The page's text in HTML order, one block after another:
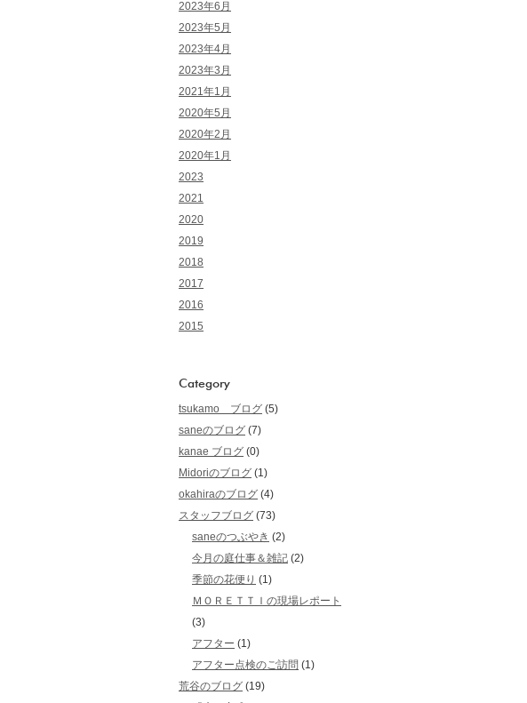
2023年6月
2023年5月
2023年4月
2023年3月
2021年1月
2020年5月
2020年2月
2020年1月
2023
2021
2020
2019
2018
2017
2016
2015
Category
tsukamo ブログ (5)
saneのブログ (7)
kanae ブログ (0)
Midoriのブログ (1)
okahiraのブログ (4)
スタッフブログ (73)
saneのつぶやき (2)
今月の庭仕事＆雑記 (2)
季節の花便り (1)
ＭＯＲＥＴＴＩの現場レポート
(3)
アフター (1)
アフター点検のご訪問 (1)
荒谷のブログ (19)